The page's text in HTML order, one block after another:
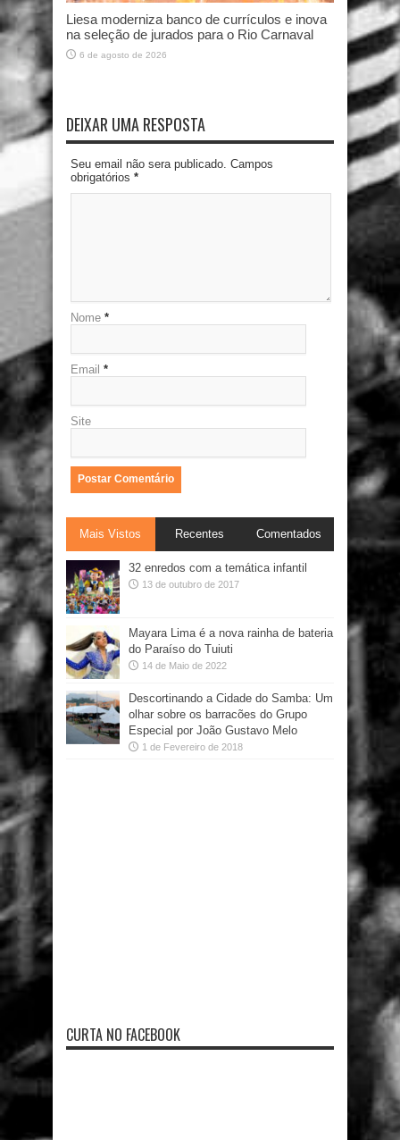
Liesa moderniza banco de currículos e inova
na seleção de jurados para o Rio Carnaval
6 de agosto de 2026
DEIXAR UMA RESPOSTA
Seu email não sera publicado. Campos
obrigatórios *
Nome *
Email *
Site
Mais Vistos Recentes Comentados
32 enredos com a temática infantil
13 de outubro de 2017
Mayara Lima é a nova rainha de bateria
do Paraíso do Tuiuti
14 de Maio de 2022
Descortinando a Cidade do Samba: Um
olhar sobre os barracões do Grupo
Especial por João Gustavo Melo
1 de Fevereiro de 2018
CURTA NO FACEBOOK